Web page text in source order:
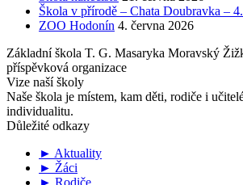
Škola v přírodě – Chata Doubravka –
ZOO Hodonín 4. června 2026
Základní škola T. G. Masaryka Moravský
příspěvková organizace
Vize naší školy
Naše škola je místem, kam děti, rodiče i
individualitu.
Důležité odkazy
► Aktuality
► Žáci